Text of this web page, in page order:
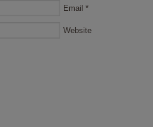
Email *
Website